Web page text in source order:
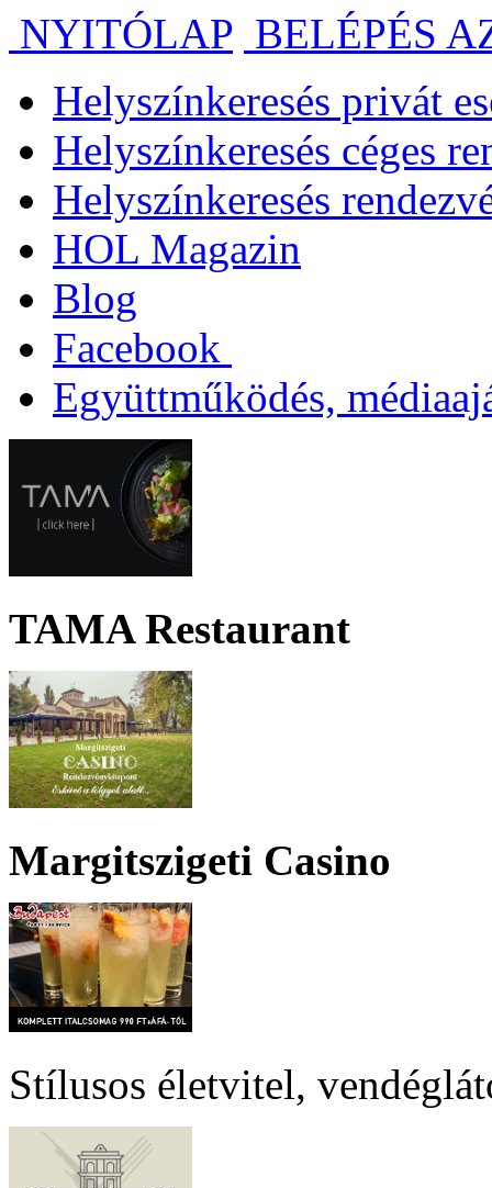
NYITÓLAP BELÉPÉS
Helyszínkeresés privát
Helyszínkeresés céges
Helyszínkeresés
HOL Magazin
Blog
Facebook
Együttműködés,
TAMA Restaurant
Margitszigeti Casino
Stílusos életvitel,